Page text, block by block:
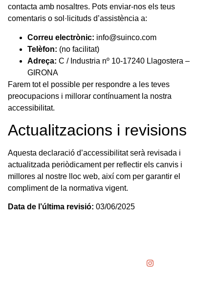
contacta amb nosaltres. Pots enviar-nos els teus
comentaris o sol·licituds d’assistència a:
Correu electrònic: info@suinco.com
Telèfon: (no facilitat)
Adreça: C / Industria nº 10-17240 Llagostera –
GIRONA
Farem tot el possible per respondre a les teves
preocupacions i millorar contínuament la nostra
accessibilitat.
Actualitzacions i revisions
Aquesta declaració d’accessibilitat serà revisada i
actualitzada periòdicament per reflectir els canvis i
millores al nostre lloc web, així com per garantir el
compliment de la normativa vigent.
Data de l’última revisió: 03/06/2025